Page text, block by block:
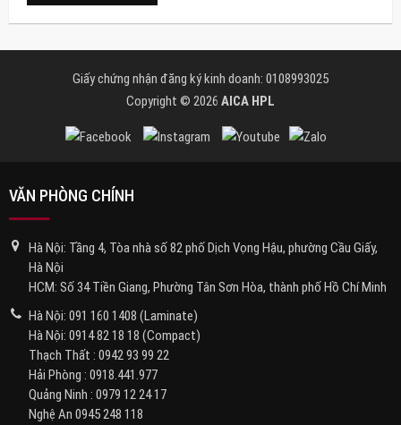
Giấy chứng nhận đăng ký kinh doanh: 0108993025
Copyright © 2026 AICA HPL
VĂN PHÒNG CHÍNH
Hà Nội: Tầng 4, Tòa nhà số 82 phố Dịch Vọng Hậu, phường Cầu Giấy,
Hà Nội
HCM: Số 34 Tiền Giang, Phường Tân Sơn Hòa, thành phố Hồ Chí Minh
Hà Nội: 091 160 1408 (Laminate)
Hà Nội: 0914 82 18 18 (Compact)
Thạch Thất : 0942 93 99 22
Hải Phòng : 0918.441.977
Quảng Ninh : 0979 12 24 17
Nghệ An 0945 248 118